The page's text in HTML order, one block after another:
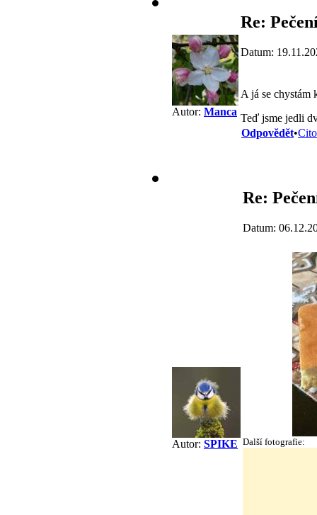
Autor: Manca
Re:
Datum:
A já se chystám
Teď jsme jedli
Odpovědět•
Autor: SPIKE
Re:
Datum:
Další fotografie: